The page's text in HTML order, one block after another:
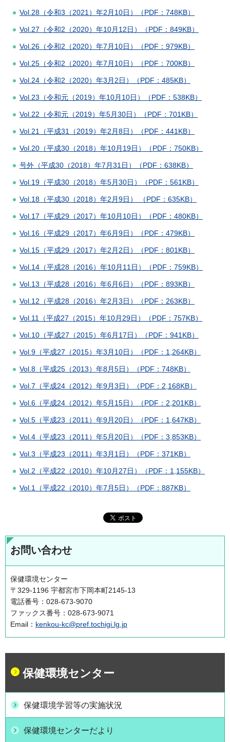
Vol.28（令和3（2021）年2月10日）（PDF：748KB）
Vol.27（令和2（2020）年10月12日）（PDF：849KB）
Vol.26（令和2（2020）年7月10日）（PDF：979KB）
Vol.25（令和2（2020）年7月10日）（PDF：700KB）
Vol.24（令和2（2020）年3月2日）（PDF：485KB）
Vol.23（令和元（2019）年10月10日）（PDF：538KB）
Vol.22（令和元（2019）年5月30日）（PDF：701KB）
Vol.21（平成31（2019）年2月8日）（PDF：441KB）
Vol.20（平成30（2018）年10月19日）（PDF：750KB）
号外（平成30（2018）年7月31日）（PDF：638KB）
Vol.19（平成30（2018）年5月30日）（PDF：561KB）
Vol.18（平成30（2018）年2月9日） （PDF：635KB）
Vol.17（平成29（2017）年10月10日）（PDF：480KB）
Vol.16（平成29（2017）年6月9日）（PDF：479KB）
Vol.15（平成29（2017）年2月2日）（PDF：801KB）
Vol.14（平成28（2016）年10月11日）（PDF：759KB）
Vol.13（平成28（2016）年6月6日）（PDF：893KB）
Vol.12（平成28（2016）年2月3日）（PDF：263KB）
Vol.11（平成27（2015）年10月29日）（PDF：757KB）
Vol.10（平成27（2015）年6月17日）（PDF：941KB）
Vol.9（平成27（2015）年3月10日）（PDF：1,264KB）
Vol.8（平成25（2013）年8月5日）（PDF：748KB）
Vol.7（平成24（2012）年9月3日）（PDF：2,168KB）
Vol.6（平成24（2012）年5月15日）（PDF：2,201KB）
Vol.5（平成23（2011）年9月20日）（PDF：1,647KB）
Vol.4（平成23（2011）年5月20日）（PDF：3,853KB）
Vol.3（平成23（2011）年3月1日）（PDF：371KB）
Vol.2（平成22（2010）年10月27日）（PDF：1,155KB）
Vol.1（平成22（2010）年7月5日）（PDF：887KB）
お問い合わせ
保健環境センター
〒329-1196 宇都宮市下岡本町2145-13
電話番号：028-673-9070
ファックス番号：028-673-9071
Email： kenkou-kc@pref.tochigi.lg.jp
保健環境センター
保健環境学習等の実施状況
保健環境センターだより